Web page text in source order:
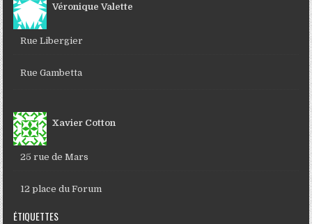
Véronique Valette
Rue Libergier
Rue Gambetta
Xavier Cotton
25 rue de Mars
12 place du Forum
ÉTIQUETTES